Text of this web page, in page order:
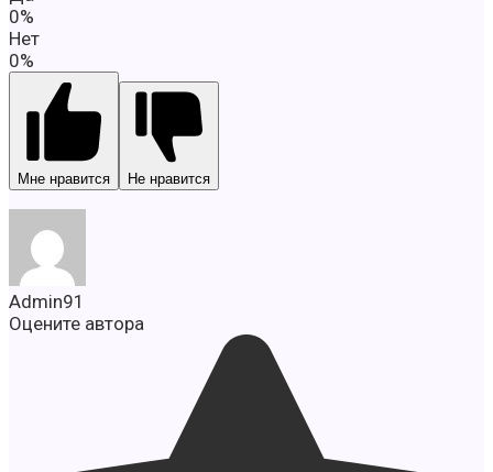
0%
Нет
0%
Мне нравится Не нравится
Admin91
Оцените автора